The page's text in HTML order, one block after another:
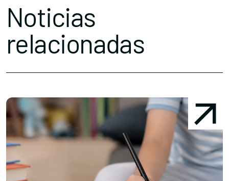
Noticias
relacionadas